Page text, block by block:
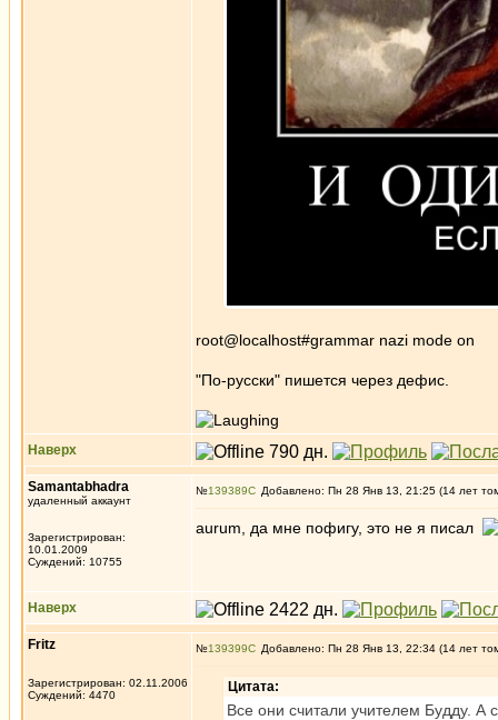
root@localhost#grammar nazi mode on
"По-русски" пишется через дефис.
Наверх
Samantabhadra
удаленный аккаунт
Зарегистрирован:
10.01.2009
Суждений: 10755
№139389 Добавлено: Пн 28 Янв 13, 21:25 (14 лет
aurum, да мне пофигу, это не я писал
Наверх
Fritz
Зарегистрирован: 02.11.2006
Суждений: 4470
№139399 Добавлено: Пн 28 Янв 13, 22:34 (14 лет
Цитата:
Все они считали учителем Будду. А